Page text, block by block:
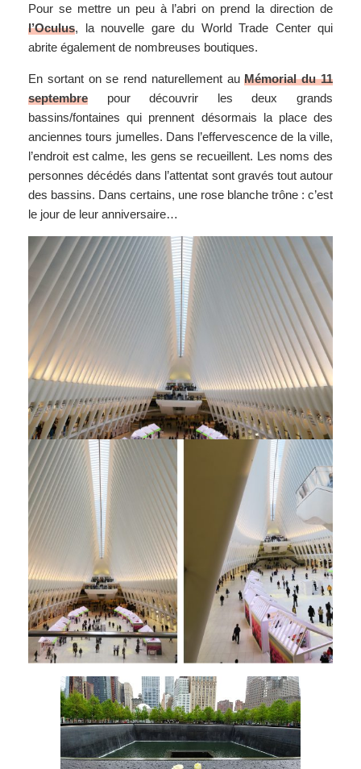
Pour se mettre un peu à l’abri on prend la direction de
l’Oculus, la nouvelle gare du World Trade Center qui
abrite également de nombreuses boutiques.
En sortant on se rend naturellement auMémorial du 11
septembre pour découvrir les deux grands
bassins/fontaines qui prennent désormais la place des
anciennes tours jumelles. Dans l’effervescence de la ville,
l’endroit est calme, les gens se recueillent. Les noms des
personnes décédés dans l’attentat sont gravés tout autour
des bassins. Dans certains, une rose blanche trône : c’est
le jour de leur anniversaire…